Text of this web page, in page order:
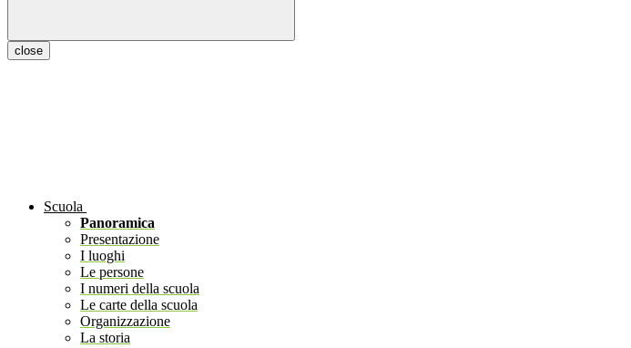
close
Scuola
Panoramica
Presentazione
I luoghi
Le persone
I numeri della scuola
Le carte della scuola
Organizzazione
La storia